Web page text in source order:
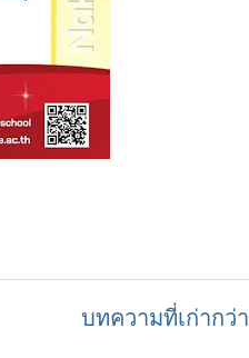
บทความที่เก่ากว่า